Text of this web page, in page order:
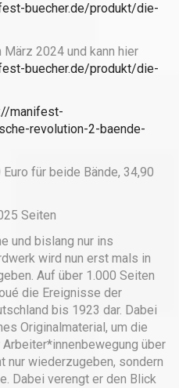
buecher.de/produkt/die-
2024 und kann hier
buecher.de/produkt/die-
manifest-
revolution-2-baende-
für beide Bände, 34,90
Seiten
und bislang nur ins
wird nun erst mals in
Auf über 1.000 Seiten
die Ereignisse der
bis 1923 dar. Dabei
Originalmaterial, um die
über
nur wiederzugeben, sondern
Dabei verengt er den Blick